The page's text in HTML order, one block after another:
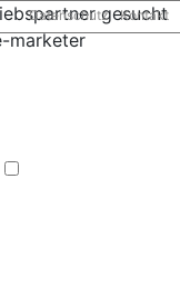
Datenschutz Kontakt